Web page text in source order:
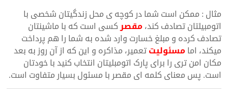
مثال : ممکن است شما در کوچه ی محل زندگیتان شخصی با
اتومبیلتان تصادف کند،مقصرکسی است که با ماشینتان
تصادف کرده و مبلغ خسارت وارد شده به شما را هم پرداخت
میکند، امامسئولیتتعمیر، مذاکره و این که از آن روز به بعد
مکان امن تری را برای پارک اتومبلیتان انتخاب کنید با خودتان
است. پس معنای کلمه ای مقصر با مسئول بسیار متفاوت است.